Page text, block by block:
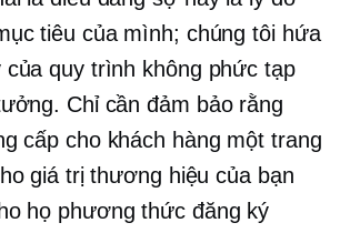
tiêu của mình; chúng tôi hứa
của quy trình không phức tạp
Chỉ cần đảm bảo rằng
cấp cho khách hàng một trang
giá trị thương hiệu của bạn
họ phương thức đăng ký